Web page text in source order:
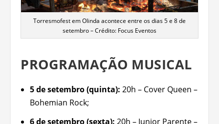
Torresmofest em Olinda acontece entre os dias 5 e 8 de
setembro – Crédito: Focus Eventos
PROGRAMAÇÃO MUSICAL
5 de setembro (quinta): 20h – Cover Queen –
Bohemian Rock;
6 de setembro (sexta): 20h – Junior Parente –